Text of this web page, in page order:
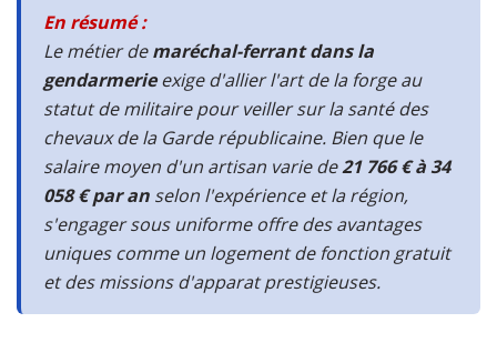
En résumé :
Le métier demaréchal-ferrant dans la
gendarmerieexige d'allier l'art de la forge au
statut de militaire pour veiller sur la santé des
chevaux de la Garde républicaine. Bien que le
salaire moyen d'un artisan varie de21 766 € à 34
058 € par an selon l'expérience et la région,
s'engager sous uniforme offre des avantages
uniques comme un logement de fonction gratuit
et des missions d'apparat prestigieuses.